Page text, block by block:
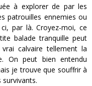
à explorer de par les
patrouilles ennemies ou
par là. Croyez-moi, ce
balade tranquille peut
calvaire tellement la
On peut bien entendu
je trouve que souffrir à